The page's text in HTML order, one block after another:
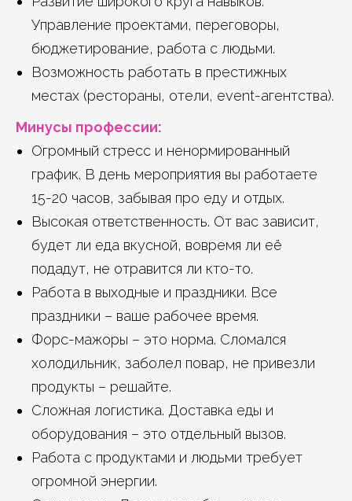
Управление проектами, переговоры,
бюджетирование, работа с людьми.
Возможность работать в престижных
местах (рестораны, отели, event-агентства).
Минусы профессии:
Огромный стресс и ненормированный
график. В день мероприятия вы работаете
15-20 часов, забывая про еду и отдых.
Высокая ответственность. От вас зависит,
будет ли еда вкусной, вовремя ли её
подадут, не отравится ли кто-то.
Работа в выходные и праздники. Все
праздники – ваше рабочее время.
Форс-мажоры – это норма. Сломался
холодильник, заболел повар, не привезли
продукты – решайте.
Сложная логистика. Доставка еды и
оборудования – это отдельный вызов.
Работа с продуктами и людьми требует
огромной энергии.